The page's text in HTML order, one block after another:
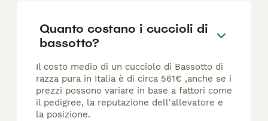
Quanto costano i cuccioli di
bassotto?
Il costo medio di un cucciolo di Bassotto di
razza pura in Italia è di circa 561€ ,anche se i
prezzi possono variare in base a fattori come
il pedigree, la reputazione dell'allevatore e
la posizione.